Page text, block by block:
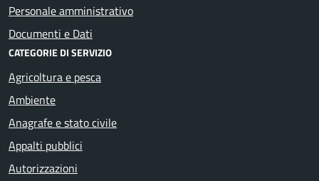
Personale amministrativo
Documenti e Dati
CATEGORIE DI SERVIZIO
Agricoltura e pesca
Ambiente
Anagrafe e stato civile
Appalti pubblici
Autorizzazioni